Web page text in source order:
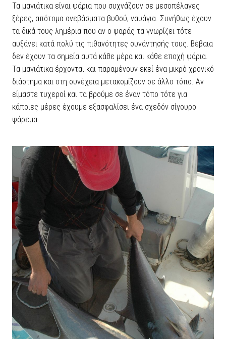
Τα μαγιάτικα είναι ψάρια που συχνάζουν σε μεσοπέλαγες
ξέρες, απότομα ανεβάσματα βυθού, ναυάγια. Συνήθως έχουν
τα δικά τους λημέρια που αν ο ψαράς τα γνωρίζει τότε
αυξάνει κατά πολύ τις πιθανότητες συνάντησής τους. Βέβαια
δεν έχουν τα σημεία αυτά κάθε μέρα και κάθε εποχή ψάρια.
Τα μαγιάτικα έρχονται και παραμένουν εκεί ένα μικρό χρονικό
διάστημα και στη συνέχεια μετακομίζουν σε άλλο τόπο. Αν
είμαστε τυχεροί και τα βρούμε σε έναν τόπο τότε για
κάποιες μέρες έχουμε εξασφαλίσει ένα σχεδόν σίγουρο
ψάρεμα.